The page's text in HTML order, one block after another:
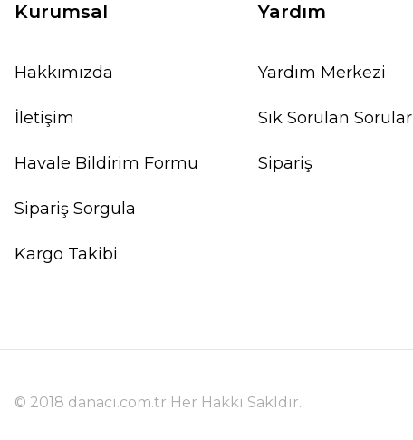
Kurumsal
Hakkımızda
İletişim
Havale Bildirim Formu
Sipariş Sorgula
Kargo Takibi
Yardım
Yardım Merkezi
Sık Sorulan Sorular
Sipariş
© 2018 danaci.com.tr Her Hakkı Sakldır.